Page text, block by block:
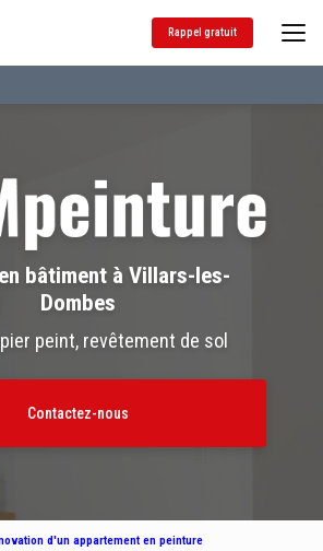
Rappel gratuit
bâtiment à Villars-les-
Dombes
peint, revêtement de sol
Contactez-nous
d'un appartement en peinture